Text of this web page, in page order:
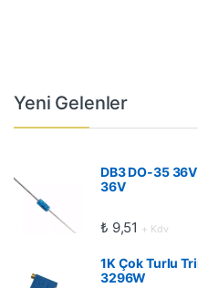
Yeni Gelenler
DB3 DO-35
36V
₺ 9,51 + Kdv
1K Çok Turlu
3296W